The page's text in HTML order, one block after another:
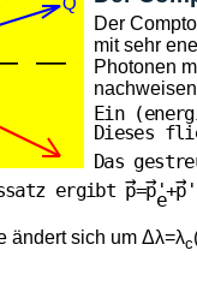
—
Der
mit sehr
Photonen
Ein
Dieses
Das
→ →  →
ergibt p=p'+p'
ändert sich um Δλ=λc